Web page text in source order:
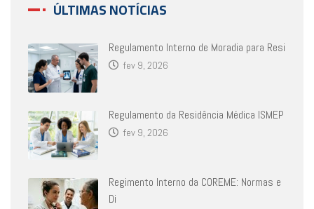
ÚLTIMAS NOTÍCIAS
Regulamento Interno de Moradia para Resi
fev 9, 2026
Regulamento da Residência Médica ISMEP
fev 9, 2026
Regimento Interno da COREME: Normas e
Di